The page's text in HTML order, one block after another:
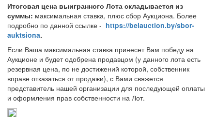
Итоговая цена выигранного Лота складывается из
суммы: максимальная ставка, плюс сбор Аукциона. Более
подробно по данной ссылке - https://belauction.by/sbor-
auktsiona.
Если Ваша максимальная ставка принесет Вам победу на
Аукционе и будет одобрена продавцом (у данного лота есть
резервная цена, по не достижений которой, собственник
вправе отказаться от продажи), с Вами свяжется
представитель нашей организации для последующей оплаты
и оформления прав собственности на Лот.